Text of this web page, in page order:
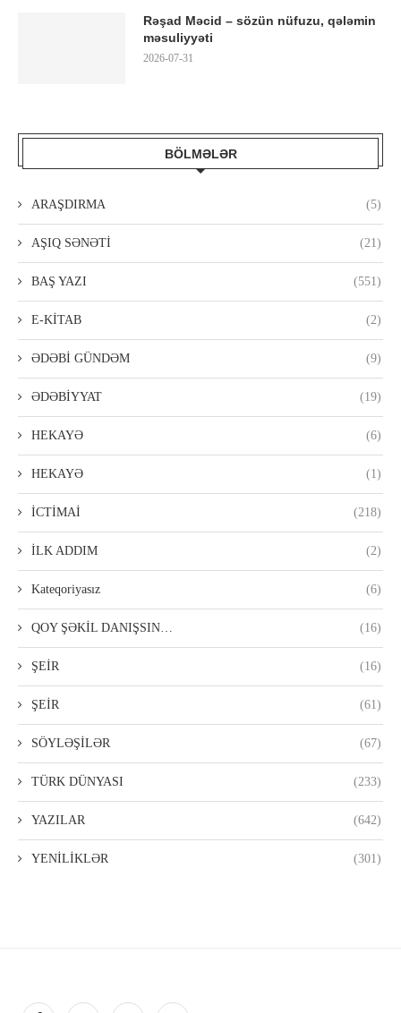
Rəşad Məcid – sözün nüfuzu, qələmin
məsuliyyəti
2026-07-31
BÖLMƏLƏR
ARAŞDIRMA (5)
AŞIQ SƏNƏTİ (21)
BAŞ YAZI (551)
E-KİTAB (2)
ƏDƏBİ GÜNDƏM (9)
ƏDƏBİYYAT (19)
HEKAYƏ (6)
HEKAYƏ (1)
İCTİMAİ (218)
İLK ADDIM (2)
Kateqoriyasız (6)
QOY ŞƏKİL DANIŞSIN… (16)
ŞEİR (16)
ŞEİR (61)
SÖYLƏŞİLƏR (67)
TÜRK DÜNYASI (233)
YAZILAR (642)
YENİLİKLƏR (301)